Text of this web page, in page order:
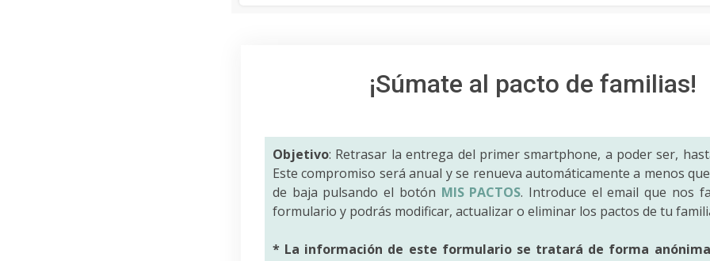
¡Súmate al pacto de familias!
Objetivo: Retrasar la entrega del primer smartphone, a poder ser,
Este compromiso será anual y se renueva automáticamente a menos
de baja pulsando el botón MIS PACTOS. Introduce el email que nos
formulario y podrás modificar, actualizar o eliminar los pactos de tu
* La información de este formulario se tratará de forma anónima